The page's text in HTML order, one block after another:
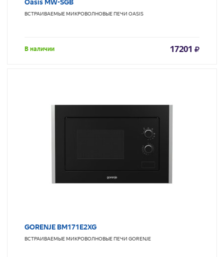
Oasis MW-SGB
ВСТРАИВАЕМЫЕ МИКРОВОЛНОВЫЕ ПЕЧИ OASIS
В наличии 17201
GORENJE BM171E2XG
ВСТРАИВАЕМЫЕ МИКРОВОЛНОВЫЕ ПЕЧИ GORENJE